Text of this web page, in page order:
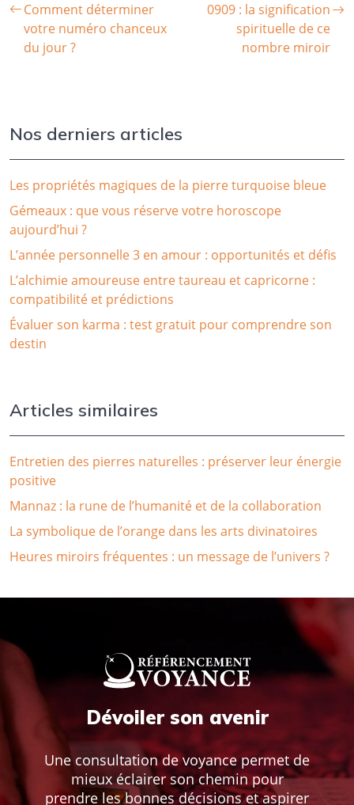
Comment déterminer
votre numéro chanceux
du jour ?
0909 : la signification
spirituelle de ce
nombre miroir
Nos derniers articles
Les propriétés magiques de la pierre turquoise bleue
Gémeaux : que vous réserve votre horoscope
aujourd’hui ?
L’année personnelle 3 en amour : opportunités et défis
L’alchimie amoureuse entre taureau et capricorne :
compatibilité et prédictions
Évaluer son karma : test gratuit pour comprendre son
destin
Articles similaires
Entretien des pierres naturelles : préserver leur énergie
positive
Mannaz : la rune de l’humanité et de la collaboration
La symbolique de l’orange dans les arts divinatoires
Heures miroirs fréquentes : un message de l’univers ?
Dévoiler son avenir
Une consultation de voyance permet de
mieux éclairer son chemin pour
prendre les bonnes décisions et aspirer